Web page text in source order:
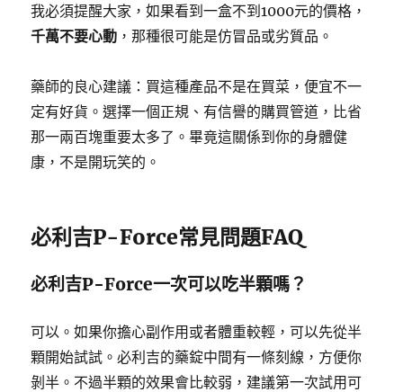
我必須提醒大家，如果看到一盒不到1000元的價格，
千萬不要心動 ，那種很可能是仿冒品或劣質品。
藥師的良心建議：買這種產品不是在買菜，便宜不一
定有好貨。選擇一個正規、有信譽的購買管道，比省
那一兩百塊重要太多了。畢竟這關係到你的身體健
康，不是開玩笑的。
必利吉P-Force常見問題FAQ
必利吉P-Force一次可以吃半顆嗎？
可以。如果你擔心副作用或者體重較輕，可以先從半
顆開始試試。必利吉的藥錠中間有一條刻線，方便你
剝半。不過半顆的效果會比較弱，建議第一次試用可